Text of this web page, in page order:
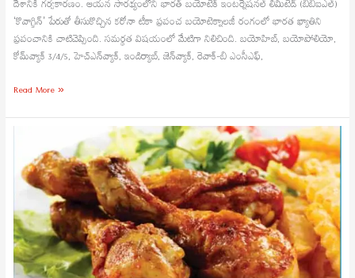
దేశానికి గర్వకారణం. ఆయన సారథ్యంలోని భారత్ బయోటెక్ ఇంటర్నేషనల్ లిమిటెడ్ (బీబీఐఎల్)
‘కొవాగ్జిన్’ పేరుతో తీసుకొచ్చిన కరోనా టీకా ప్రపంచ బయోటెక్నాలజీ రంగంలో భారత ఖ్యాతిని
ప్రపంచానికి చాటిచెప్పింది. సమర్థత విషయంలో మేటిగా నిలిచింది. బయోహిబ్, బయోపోలియో,
కోమ్‌వ్యాక్ 3/4/5, హెచ్ఎన్‌వ్యాక్, ఇండిర్యాబ్, జెన్‌వ్యాక్, రెవాక్-బి ఎంసీఎఫ్,
Read More »
మాంసాహారం
ఎందుకు
తీసుకోకూడదు!